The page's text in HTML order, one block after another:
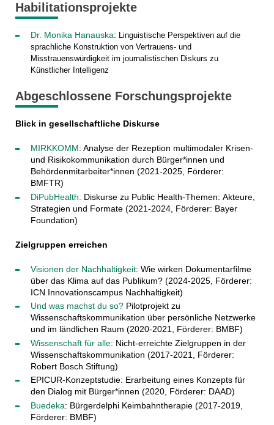
Habilitationsprojekte
Dr. Monika Hanauska: Linguistische Perspektiven auf die
sprachliche Konstruktion von Vertrauens- und
Misstrauenswürdigkeit im journalistischen Diskurs zu
Künstlicher Intelligenz
Abgeschlossene Forschungsprojekte
Blick in gesellschaftliche Diskurse
MIRKKOMM: Analyse der Rezeption multimodaler Krisen-
und Risikokommunikation durch Bürger*innen und
Behördenmitarbeiter*innen (2021-2025, Förderer:
BMFTR)
DiPubHealth: Diskurse zu Public Health-Themen: Akteure,
Strategien und Formate (2021-2024, Förderer: Bayer
Foundation)
Zielgruppen erreichen
Visionen der Nachhaltigkeit: Wie wirken Dokumentarfilme
über das Klima auf das Publikum? (2024-2025, Förderer:
ICN Innovationscampus Nachhaltigkeit)
Und was machst du so?Pilotprojekt zu
Wissenschaftskommunikation über persönliche Netzwerke
und im ländlichen Raum (2020-2021, Förderer: BMBF)
Wissenschaft für alle: Nicht-erreichte Zielgruppen in der
Wissenschaftskommunikation (2017-2021, Förderer:
Robert Bosch Stiftung)
EPICUR-Konzeptstudie: Erarbeitung eines Konzepts für
den Dialog mit Bürger*innen (2020, Förderer: DAAD)
Buedeka: Bürgerdelphi Keimbahntherapie (2017-2019,
Förderer: BMBF)